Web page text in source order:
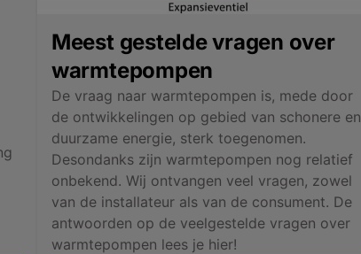
Meest gestelde vragen over
warmtepompen
De vraag naar warmtepompen is, mede door
de ontwikkelingen op gebied van schonere en
duurzame energie, sterk toegenomen.
Desondanks zijn warmtepompen nog relatief
onbekend. Wij ontvangen veel vragen, zowel
van de installateur als van de consument. De
antwoorden op de veelgestelde vragen over
warmtepompen lees je hier!